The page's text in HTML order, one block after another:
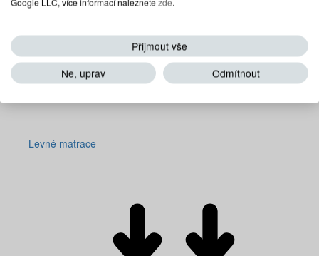
Levné matrace
Přijmout vše
Ne, uprav
Odmítnout